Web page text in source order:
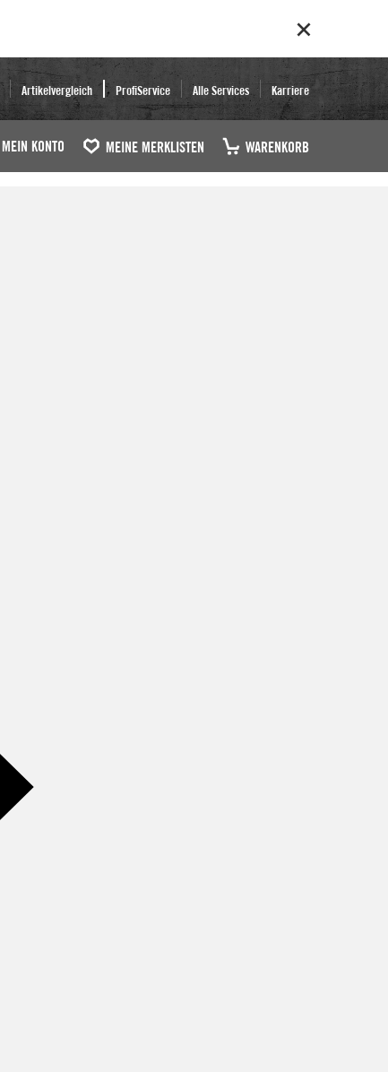
Artikelvergleich ProfiService Alle Services Karriere
MEIN KONTO MEINE MERKLISTEN WARENKORB